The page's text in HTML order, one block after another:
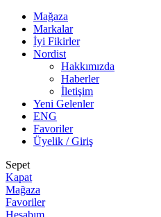
Mağaza
Markalar
İyi Fikirler
Nordist
Hakkımızda
Haberler
İletişim
Yeni Gelenler
ENG
Favoriler
Üyelik / Giriş
Sepet
Kapat
Mağaza
Favoriler
Hesabım